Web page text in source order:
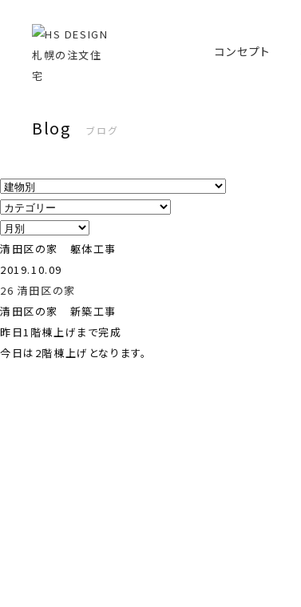
コンセプト
Blog ブログ
清田区の家 躯体工事
2019.10.09
26 清田区の家
清田区の家 新築工事
昨日1階棟上げまで完成
今日は2階棟上げとなります。